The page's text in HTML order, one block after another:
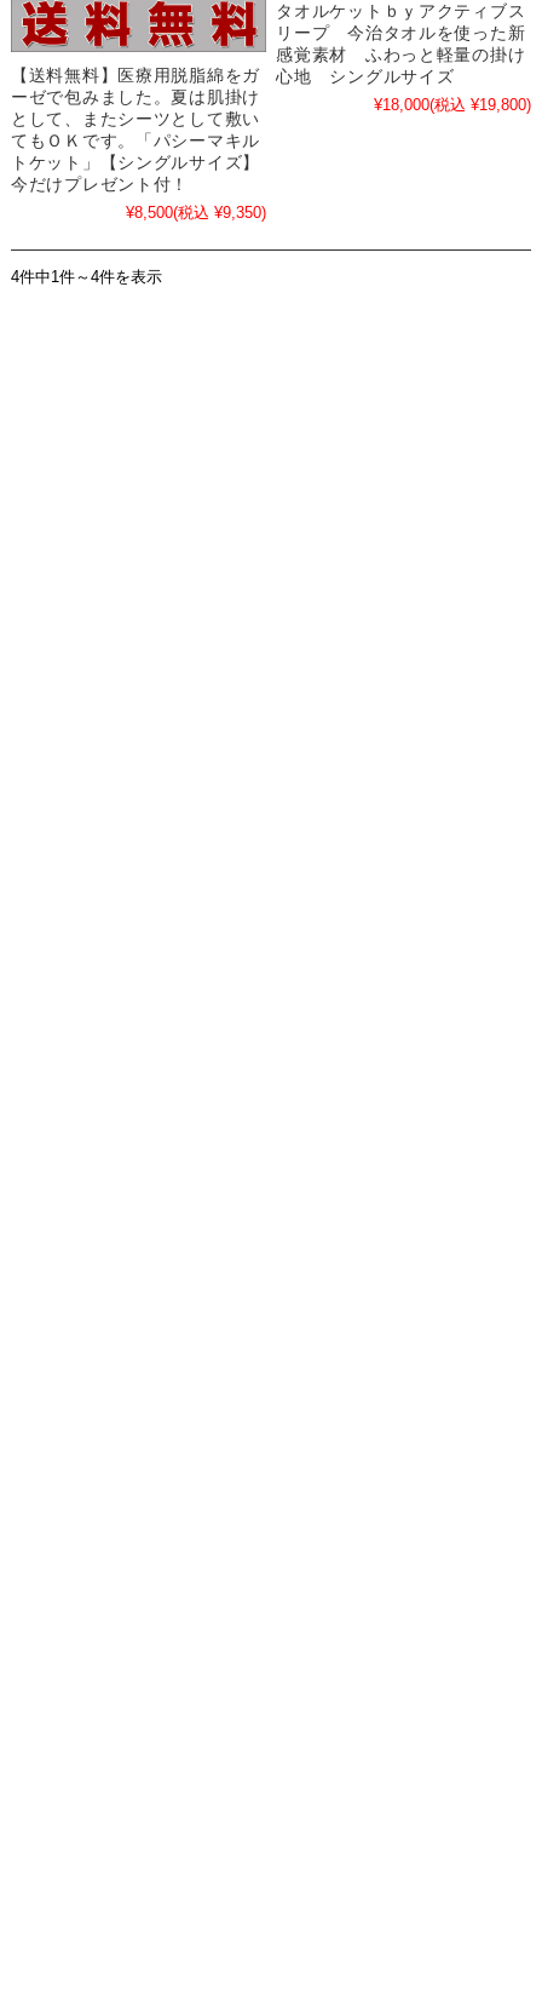
【送料無料】医療用脱脂綿をガ
ーゼで包みました。夏は肌掛け
として、またシーツとして敷い
てもＯＫです。「パシーマキル
トケット」【シングルサイズ】
今だけプレゼント付！
¥8,500(税込 ¥9,350)
タオルケットｂｙアクティブス
リープ 今治タオルを使った新
感覚素材 ふわっと軽量の掛け
心地 シングルサイズ
¥18,000(税込 ¥19,800)
4件中1件～4件を表示